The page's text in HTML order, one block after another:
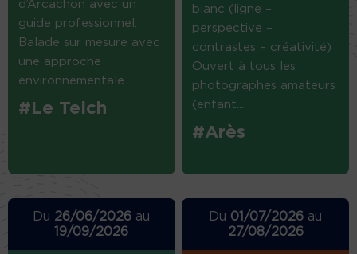
d’Arcachon avec un
guide professionnel.
Balade sur mesure avec
une approche
environnementale....
#Le Teich
blanc (ligne –
perspective –
contrastes – créativité)
Ouvert à tous les
photographes amateurs
(enfant...
#Arès
Du 26/06/2026 au
19/09/2026
Du 01/07/2026 au
27/08/2026